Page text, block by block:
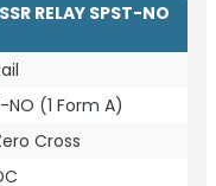
RELAY SPST-NO
NO (1 Form A)
Cross